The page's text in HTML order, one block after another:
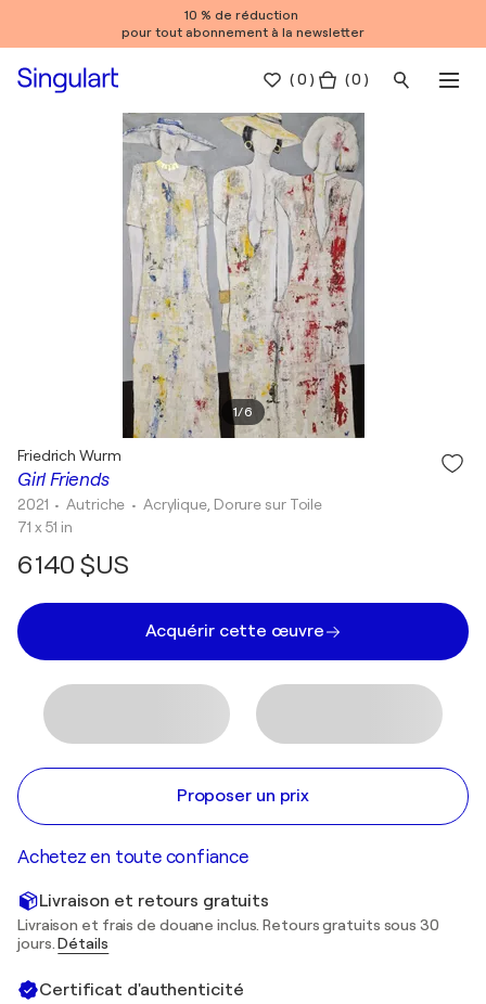
10 % de réduction
pour tout abonnement à la newsletter
(0 ) ( 0 )
1/6
Girl Friends
Friedrich Wurm
2021 • Autriche • Acrylique, Dorure sur Toile
71 x 51 in
6 140 $US
Acquérir cette œuvre
Proposer un prix
Achetez en toute confiance
Livraison et retours gratuits
Livraison et frais de douane inclus. Retours gratuits sous 30
jours.Détails
Certificat d'authenticité